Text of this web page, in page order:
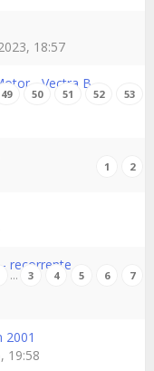
18:57
- Vectra B
49 50 51 52 53
1 2
recorrente
… 3 4 5 6 7
2001
19:58